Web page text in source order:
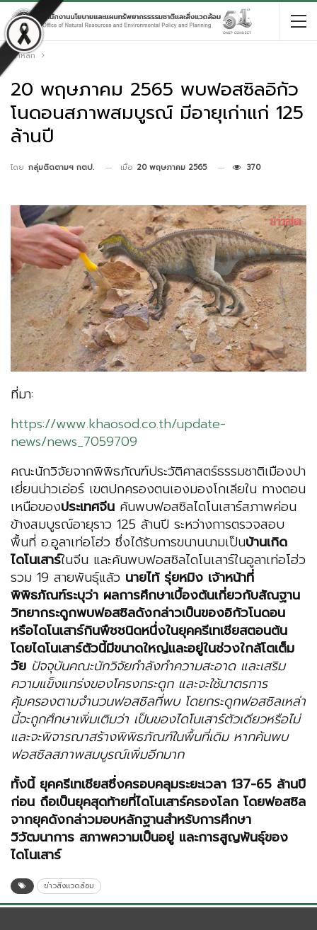
หน้าหลัก
20 พฤษภาคม 2565 พบฟอสซิลอิกัว
โนดอนสภาพสมบูรณ์ มีอายุเก่าแก่ 125
ล้านปี
โดย กลุ่มติดตามฯ กตป. เมื่อ 20 พฤษภาคม 2565 370
ที่มา:
https://www.khaosod.co.th/update-
news/news_7059709
คณะนักวิจัยจากพิพิธภัณฑ์ประวัติศาสตร์ธรรมชาติเมืองปา
เยี่ยนน่าวเอ่อร์ เขตปกครองตนเองมองโกเลียใน ทางตอน
เหนือของประเทศจีน ค้นพบฟอสซิลไดโนเสาร์สภาพค่อน
ข้างสมบูรณ์อายุราว 125 ล้านปี ระหว่างการตรวจสอบ
พื้นที่ อ.อูลาเท่อโฮ่ว ซึ่งได้รับการขนานนามเป็นบ้านเกิด
ไดโนเสาร์ในจีน และค้นพบฟอสซิลไดโนเสาร์ในอูลาเท่อโฮ่ว
รวม 19 สายพันธุ์แล้ว นายไท้ รุ่ยหมิง เจ้าหน้าที่
พิพิธภัณฑ์ระบุว่า ผลการศึกษาเบื้องต้นเกี่ยวกับสัณฐาน
วิทยากระดูกพบฟอสซิลดังกล่าวเป็นของอิกัวโนดอน
หรือไดโนเสาร์กินพืชชนิดหนึ่งในยุคครีเทเชียสตอนต้น
โดยไดโนเสาร์ตัวนี้มีขนาดใหญ่และอยู่ในช่วงใกล้โตเต็ม
วัย ปัจจุบันคณะนักวิจัยกำลังทำความสะอาด และเสริม
ความแข็งแกร่งของโครงกระดูก และจะใช้มาตรการ
คุ้มครองตามจำนวนฟอสซิลที่พบ โดยกระดูกฟอสซิลเหล่า
นี้จะถูกศึกษาเพิ่มเติมว่า เป็นของไดโนเสาร์ตัวเดียวหรือไม่
และจะพิจารณาสร้างพิพิธภัณฑ์ในพื้นที่เดิม หากค้นพบ
ฟอสซิลสภาพสมบูรณ์เพิ่มอีกมาก
ทั้งนี้ ยุคครีเทเชียสซึ่งครอบคลุมระยะเวลา 137-65 ล้านปี
ก่อน ถือเป็นยุคสุดท้ายที่ไดโนเสาร์ครองโลก โดยฟอสซิล
จากยุคดังกล่าวมอบหลักฐานสำหรับการศึกษา
วิวัฒนาการ สภาพความเป็นอยู่ และการสูญพันธุ์ของ
ไดโนเสาร์
ข่าวสิ่งแวดล้อม